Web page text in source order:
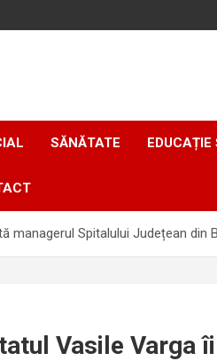
SĂNĂTATE EDUCAȚIE
managerul Spitalului Județean din
Vasile Varga